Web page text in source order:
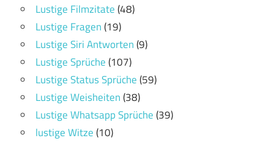
Lustige Filmzitate(48)
Lustige Fragen(19)
Lustige Siri Antworten(9)
Lustige Sprüche(107)
Lustige Status Sprüche(59)
Lustige Weisheiten(38)
Lustige Whatsapp Sprüche(39)
lustige Witze(10)